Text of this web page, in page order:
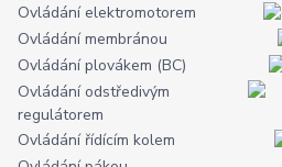
Ovládání elektromotorem
Ovládání membránou
Ovládání plovákem (BC)
Ovládání odstředivým
regulátorem
Ovládání řídícím kolem